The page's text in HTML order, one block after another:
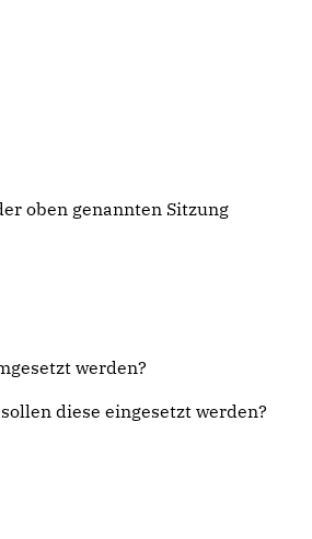
oben genannten Sitzung
werden?
diese eingesetzt werden?